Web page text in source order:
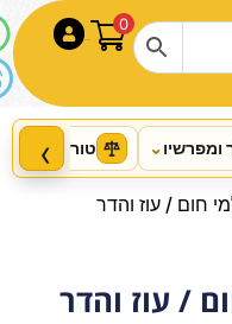
0
‹ ומפרשיו⌄ טור ושו"ע
חום / עוז והדר
/ עוז והדר